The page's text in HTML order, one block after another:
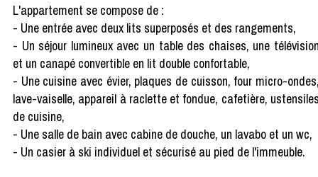
L'appartement se compose de :
- Une entrée avec deux lits superposés et des rangements,
- Un séjour lumineux avec un table des chaises, une
et un canapé convertible en lit double confortable,
- Une cuisine avec évier, plaques de cuisson, four micro-
lave-vaiselle, appareil à raclette et fondue, cafetière,
de cuisine,
- Une salle de bain avec cabine de douche, un lavabo et un wc,
- Un casier à ski individuel et sécurisé au pied de l'immeuble.